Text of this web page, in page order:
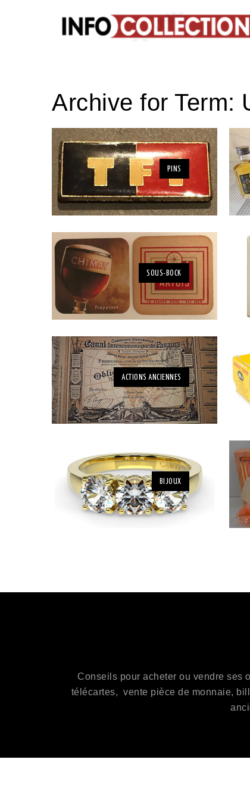
Archive for Term:
PINS
SOUS-BOCK
ACTIONS ANCIENNES
BIJOUX
Conseils pour acheter ou vendre ses
télécartes, vente pièce de monnaie,